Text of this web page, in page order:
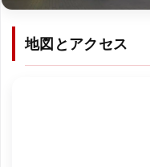
地図とアクセス